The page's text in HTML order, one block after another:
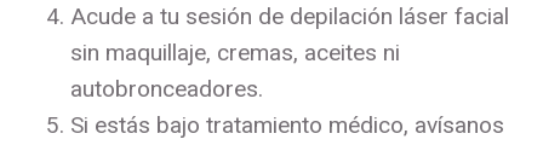
Acude a tu sesión de depilación láser facial
sin maquillaje, cremas, aceites ni
autobronceadores.
Si estás bajo tratamiento médico, avísanos